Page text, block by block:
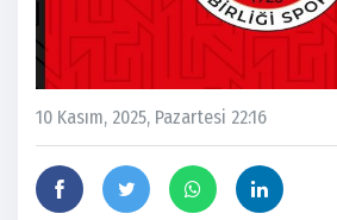
10 Kasım, 2025, Pazartesi 22:16